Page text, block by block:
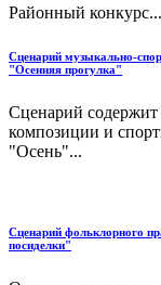
Районный конкурс...
Сценарий музыкально-
"Осенняя прогулка"
Сценарий
композиции и
"Осень"...
Сценарий фольклорного
посиделки"